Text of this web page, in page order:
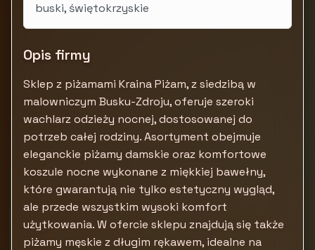
buski, świętokrzyskie
Opis firmy
Sklep z piżamami Kraina Piżam, z siedzibą w
malowniczym Busku-Zdroju, oferuje szeroki
wachlarz odzieży nocnej, dostosowanej do
potrzeb całej rodziny. Asortyment obejmuje
eleganckie piżamy damskie oraz komfortowe
koszule nocne wykonane z miękkiej bawełny,
które gwarantują nie tylko estetyczny wygląd,
ale przede wszystkim wysoki komfort
użytkowania. W ofercie sklepu znajdują się także
piżamy męskie z długim rękawem, idealne na